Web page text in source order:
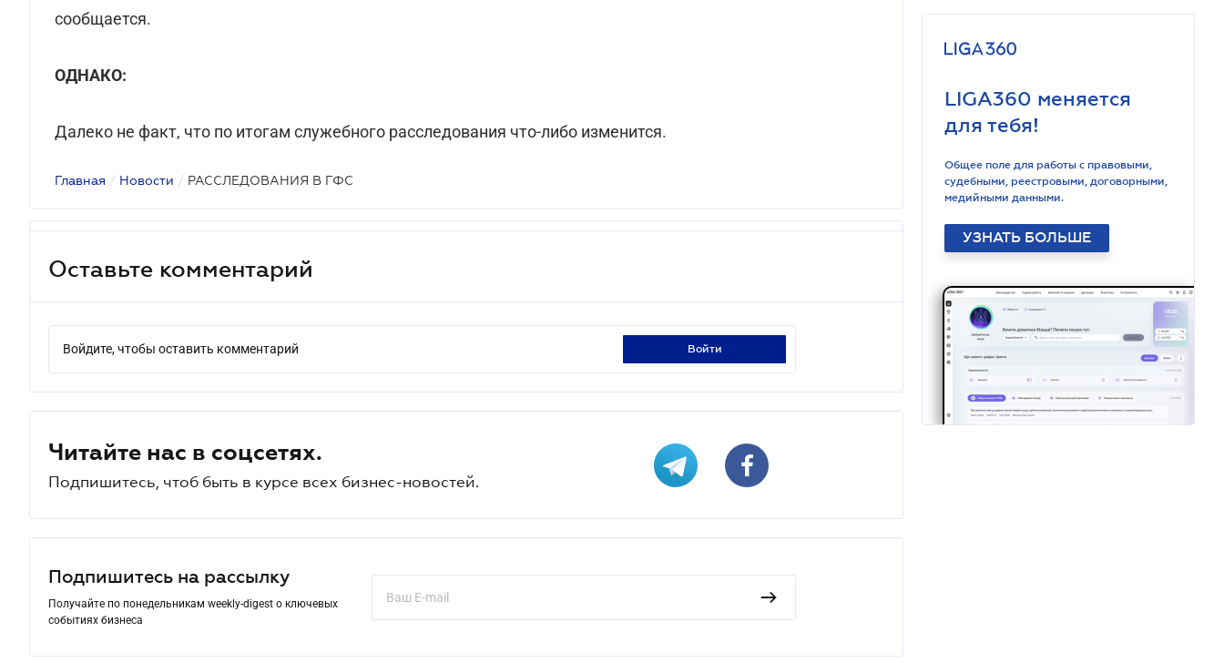
сообщается.
ОДНАКО:
Далеко не факт, что по итогам служебного расследования что-либо изменится.
Главная / Новости / РАССЛЕДОВАНИЯ В ГФС
Оставьте комментарий
Войдите, чтобы оставить комментарий войти
Читайте нас в соцсетях.
Подпишитесь, чтоб быть в курсе всех бизнес-новостей.
Подпишитесь на рассылку
Получайте по понедельникам weekly-digest о ключевых
событиях бизнеса
LIGA360 меняется
для тебя!
Общее поле для работы с правовыми,
судебными, реестровыми, договорными,
медийными данными.
УЗНАТЬ БОЛЬШЕ